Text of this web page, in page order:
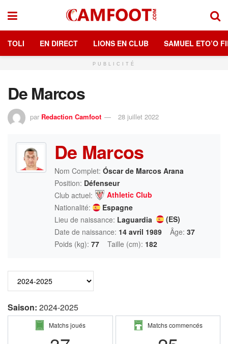
TOLI EN DIRECT LIONS EN CLUB SAMUEL ETO’O
PUBLICITÉ
De Marcos
par Redaction Camfoot 28 juillet 2022
De Marcos
Nom Complet: Óscar de Marcos Arana
Position: Défenseur
Club actuel:
Athletic Club
Nationalité:
Espagne
Lieu de naissance: Laguardia
(ES)
Date de naissance: 14 avril 1989 Âge: 37
Poids (kg): 77 Taille (cm): 182
Saison: 2024-2025
Matchs joués Matchs commencés